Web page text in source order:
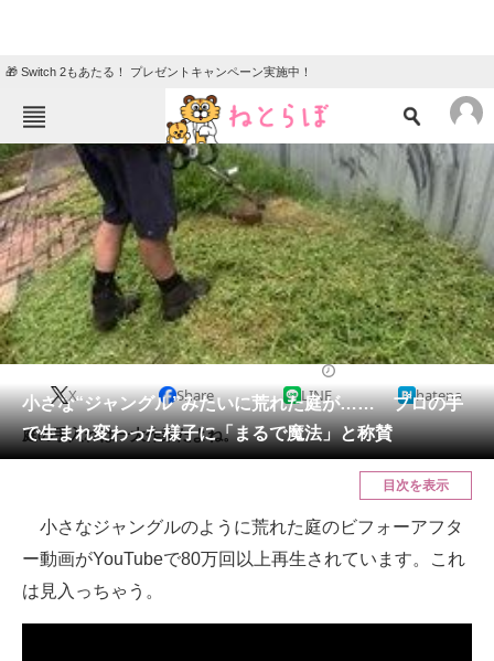
🎁 Switch 2もあたる！ プレゼントキャンペーン実施中！
ねとらぼメニュー
TOP ニュース
エンタメ クイズ
グルメ 地域
住まい 教育・育児
動物 リサーチ
会員記事
メディア
ITの今と未来を見通す
スマホと通信の最新トレンド
小さな“ジャングル”みたいに荒れた庭が…… プロの手
で生まれ変わった様子に「まるで魔法」と称賛
X Share LINE hatena
庭の手入れは一大作業だよね。
目次を表示
小さなジャングルのように荒れた庭のビフォーアフタ
ー動画がYouTubeで80万回以上再生されています。これ
は見入っちゃう。